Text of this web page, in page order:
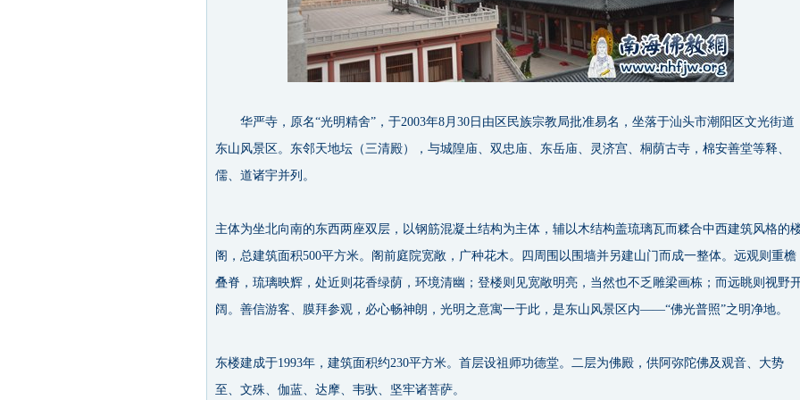
华严寺，原名“光明精舍”，于2003年8月30日由区民族宗教局批准易名，坐落于汕头市潮阳区文光街道
东山风景区。东邻天地坛（三清殿），与城隍庙、双忠庙、东岳庙、灵济宫、桐荫古寺，棉安善堂等释、
儒、道诸宇并列。
主体为坐北向南的东西两座双层，以钢筋混凝土结构为主体，辅以木结构盖琉璃瓦而糅合中西建筑风格的
阁，总建筑面积500平方米。阁前庭院宽敞，广种花木。四周围以围墙并另建山门而成一整体。远观则重檐
叠脊，琉璃映辉，处近则花香绿荫，环境清幽；登楼则见宽敞明亮，当然也不乏雕梁画栋；而远眺则视野
阔。善信游客、膜拜参观，必心畅神朗，光明之意寓一于此，是东山风景区内——“佛光普照”之明净地。
东楼建成于1993年，建筑面积约230平方米。首层设祖师功德堂。二层为佛殿，供阿弥陀佛及观音、大势
至、文殊、伽蓝、达摩、韦驮、坚牢诸菩萨。